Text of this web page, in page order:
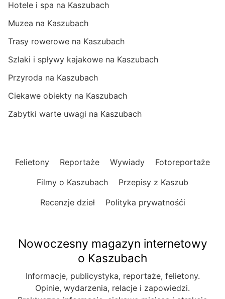
Hotele i spa na Kaszubach
Muzea na Kaszubach
Trasy rowerowe na Kaszubach
Szlaki i spływy kajakowe na Kaszubach
Przyroda na Kaszubach
Ciekawe obiekty na Kaszubach
Zabytki warte uwagi na Kaszubach
Felietony Reportaże Wywiady
Fotoreportaże
Filmy o Kaszubach
Przepisy z Kaszub
Recenzje dzieł
Polityka prywatnośći
Nowoczesny magazyn internetowy
o Kaszubach
Informacje, publicystyka, reportaże, felietony.
Opinie, wydarzenia, relacje i zapowiedzi.